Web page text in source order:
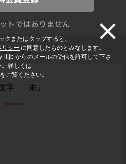
クまたはタップすると、
リシー に同意したものとみなします。
it.jp からのメールの受信を許可して下さ
。詳しくは
をご覧ください。
クアップ
字 「未」